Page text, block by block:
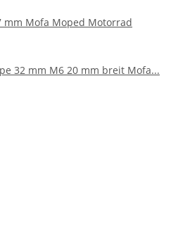
mm Mofa Moped Motorrad